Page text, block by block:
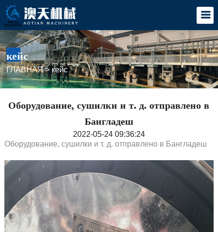
кейс
ГЛАВНАЯ> кейс
Оборудование, сушилки и т. д. отправлено в
Бангладеш
2022-05-24 09:36:24
Оборудование, сушилки и т. д. отправлено в Бангладеш